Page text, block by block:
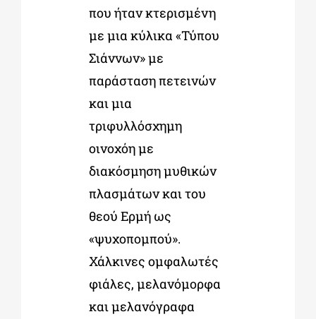
που ήταν κτερισμένη
με μια κύλικα «Τύπου
Σιάννων» με
παράσταση πετεινών
και μια
τριφυλλόσχημη
οινοχόη με
διακόσμηση μυθικών
πλασμάτων και του
θεού Ερμή ως
«ψυχοπομπού».
Χάλκινες ομφαλωτές
φιάλες, μελανόμορφα
και μελανόγραφα